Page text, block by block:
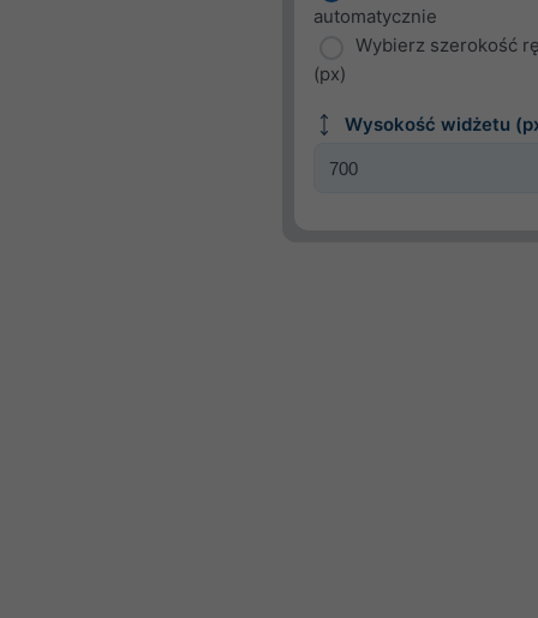
automatycznie
Wybierz szerokość
(px)
Wysokość widżetu